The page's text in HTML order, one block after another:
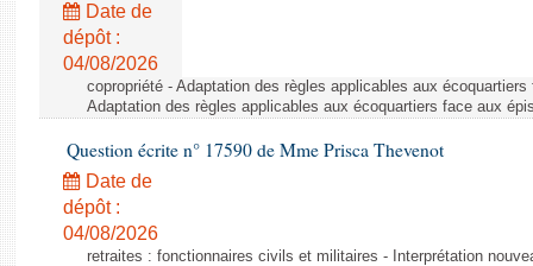
Date de
dépôt :
04/08/2026
copropriété - Adaptation des règles applicables aux
Adaptation des règles applicables aux écoquartiers face aux
Question écrite n° 17590 de Mme Prisca Thevenot
Date de
dépôt :
04/08/2026
retraites : fonctionnaires civils et militaires - Interprétation